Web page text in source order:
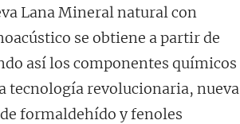
Lana Mineral natural con
se obtiene a partir de
así los componentes químicos
tecnología revolucionaria, nueva
formaldehído y fenoles